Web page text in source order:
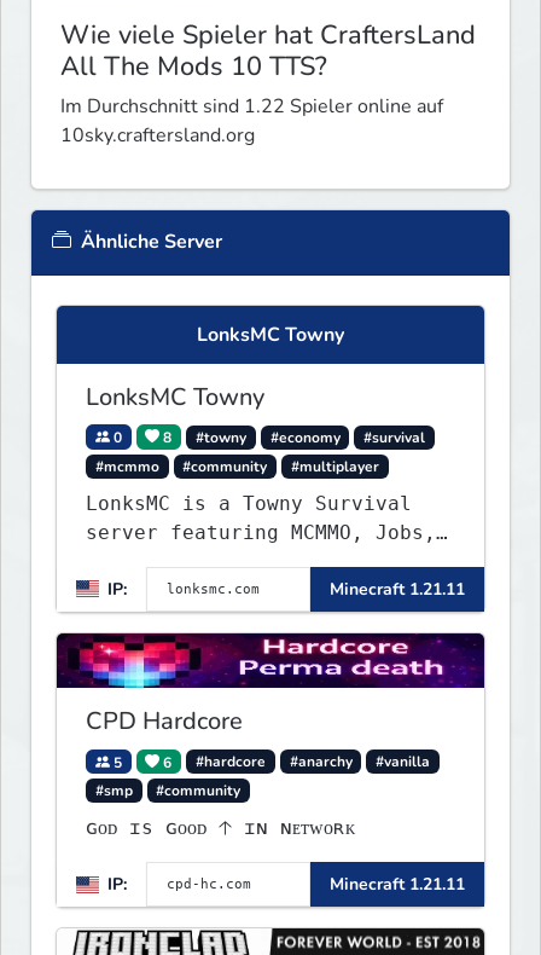
Wie viele Spieler hat CraftersLand
All The Mods 10 TTS?
Im Durchschnitt sind 1.22 Spieler online auf
10sky.craftersland.org
Ähnliche Server
LonksMC Towny
LonksMC Towny
0 8 #towny #economy
#survival
#mcmmo
#community #multiplayer
LonksMC is a Towny Survival
server featuring MCMMO, Jobs,
free rank progression, and
weekly events. We focus on a
friendly community, balanced
economy, and long-term
survival gameplay.
IP: Minecraft 1.21.11
CPD Hardcore
5 6 #hardcore #anarchy
#vanilla
#smp
#community
ɢᴏᴅ ɪs ɢᴏᴏᴅ 🡡 ɪɴ ɴᴇᴛᴡᴏʀᴋ
IP: Minecraft 1.21.11